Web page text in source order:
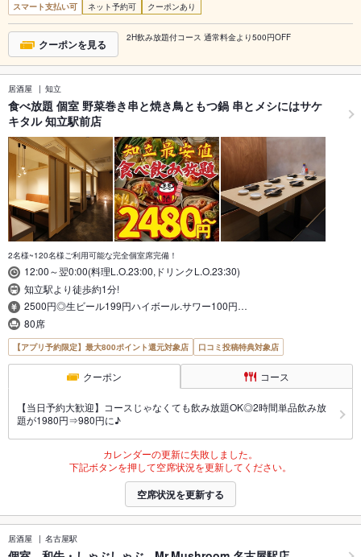
スマート支払い可
ネット予約可 クーポンあり
クーポンを見る 2H飲み放題付コース 通常料金より500円OFF
居酒屋 知立
食べ放題 個室 野菜巻き串と焼き鳥ともつ鍋 串とメシにはサケ
キタル 知立駅前店
2名様~120名様ご利用可能な完全個室席完備！
12:00～翌0:00(料理L.O.23:00,ドリンクL.O.23:30)
知立駅より徒歩約1分!
2500円◎生ビール199円ハイボール.サワー100円…
80席
【アプリ予約限定】最大800ポイント還元対象店 口コミ投稿特典対象店
クーポン コース
【当日予約大歓迎】コースじゃなくても飲み放題OK◎2時間単品飲み放
題が1980円⇒980円に♪
カレンダーの更新に失敗しました。
下記ボタンを押して空席状況を更新してください。
空席状況を更新する
居酒屋 名古屋駅